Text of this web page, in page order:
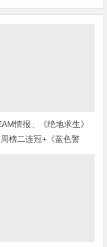
情报」《绝地求生》
榜二连冠+《蓝色警